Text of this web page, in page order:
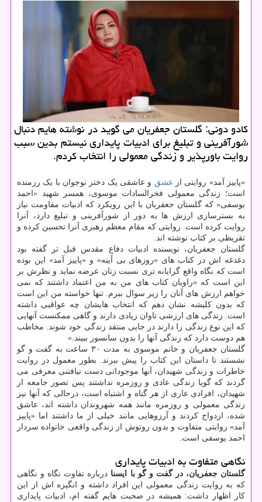
کادو دونی: گلستان جعفریان می گوید در نوشته هایم دنبال
شورآفرینی و تبلیغ برای ادبیات پایداری نیستم بدین سبب
روایت باورپذیر و زندگی معمولی را انتخاب کردم.
«پاییز آمد» روایتی از عشق و عاشقی یک دختر نوجوان با یک رزمنده
است؛ زندگی معمولی فخرالسادات موسوی، همسر شهید «احمد
یوسفی» که گلستان جعفریان با این رویکرد که ادبیات مقاومت نیاز
به بسترسازی ارزش ها به دور از شورآفرینی و تبلیغ دارد، آنرا
روایت کرده است. روایتی که مقام معظم رهبری آنرا تحسین کرده و
تقریظی بر کتاب نوشته اند.
گلستان جعفریان، نویسنده ادبیات دفاع مقدس قبل تر گفته بود
دغدغه اش در کتاب های «روزهای بی آینه» و «پاییز آمد» این بوده
است که نگاه واقع گرایانه تری نسبت زنان عرضه نماید و نظرش بر
این است که «راویان کتاب های من به من اعتماد داشتند که نمی
خواهم ارزش های آنان را زیر سوال ببرم. تنها خواسته من این است
که بدون کلیشه نشان دهم که انتخاب هایشان چه عواقبی داشته
است. زندگی های ارزشی تاوان زیادی دارند و گاهی ممکنست آنهایی
که این نوع زندگی را دارند در جایی منتقد زندگی خود شوند. مخاطب
هم دوست دارد که زندگی آنها را بدون سانسور ببیند.»
گلستان جعفریان و خانم موسوی به مدت ۳۰ ساعت به گفت و گو
نشستند تا داستان این کتاب را پیش ببرند. بطور معمول در روایت
خاطرات و زندگی شهیدان، آنها موجوداتی دست نیافتنی معرفی می
گردند که گویا زندگی عادی و روزمره نداشتند پس تصور جامعه از
شهیدان، افرادی عاری از هر گناه و اشتباه است، درحالی که آنها نیز
زندگی معمولی و روزمره مانند همه شهروندان داشته اند، عاشق
شده، ازدواج کردند و آرزوهایی مانند خیلی از ما داشتند اما «پاییز
آمد» روایتی متفاوت و بدون روتوش از زندگی واقعی خانواده سردار
احمد یوسفی است.
نگاهی متفاوت به ادبیات پایداری
گلستان جعفریان، در گفت و گو با ایسنا درباره تفاوت نگاه و نگاهی
که به روایت زندگی معمولی این افراد داشته و انگیزه اش از این
کار اظهار داشت: همیشه در صحبت هایم گفته ام، ادبیات پایداری